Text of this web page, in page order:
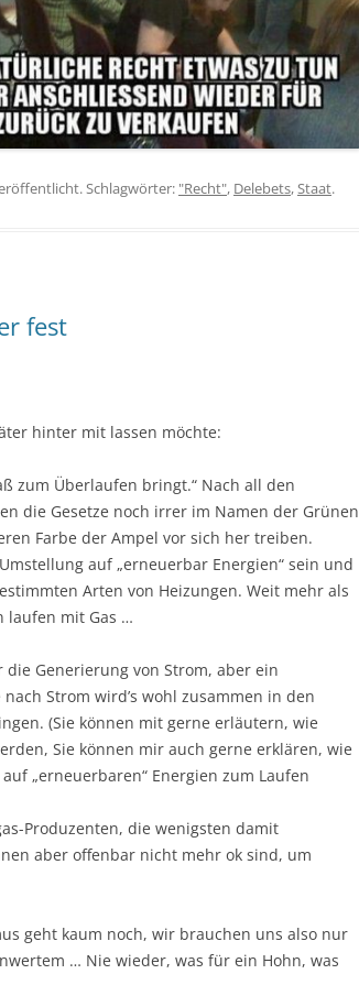
Schlagwörter: "Recht", Delebets,Staat.
fest
hinter mit lassen möchte:
zum Überlaufen bringt.“ Nach all den
die Gesetze noch irrer im Namen der Grünen
Farbe der Ampel vor sich her treiben.
auf „erneuerbar Energien“ sein und
Arten von Heizungen. Weit mehr als
laufen mit Gas …
Generierung von Strom, aber ein
Strom wird’s wohl zusammen in den
(Sie können mit gerne erläutern, wie
Sie können mir auch gerne erklären, wie
„erneuerbaren“ Energien zum Laufen
Produzenten, die wenigsten damit
aber offenbar nicht mehr ok sind, um
geht kaum noch, wir brauchen uns also nur
… Nie wieder, was für ein Hohn, was